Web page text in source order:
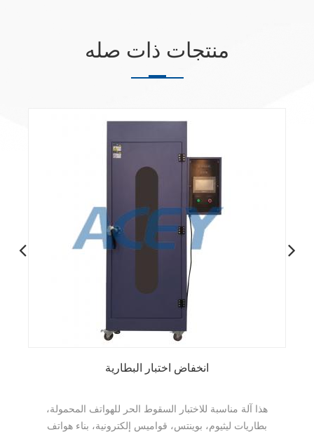
منتجات ذات صله
انخفاض اختبار البطارية
هذا آلة مناسبة للاختبار السقوط الحر للهواتف المحمولة،
بطاريات ليثيوم، بوينتس، قواميس إلكترونية، بناء هواتف